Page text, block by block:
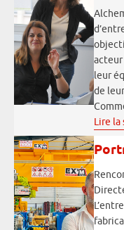
acteur
leur
de
Lire la